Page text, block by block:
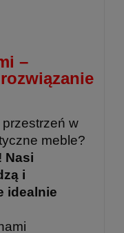
–
w
meble?
Nasi
i
idealnie